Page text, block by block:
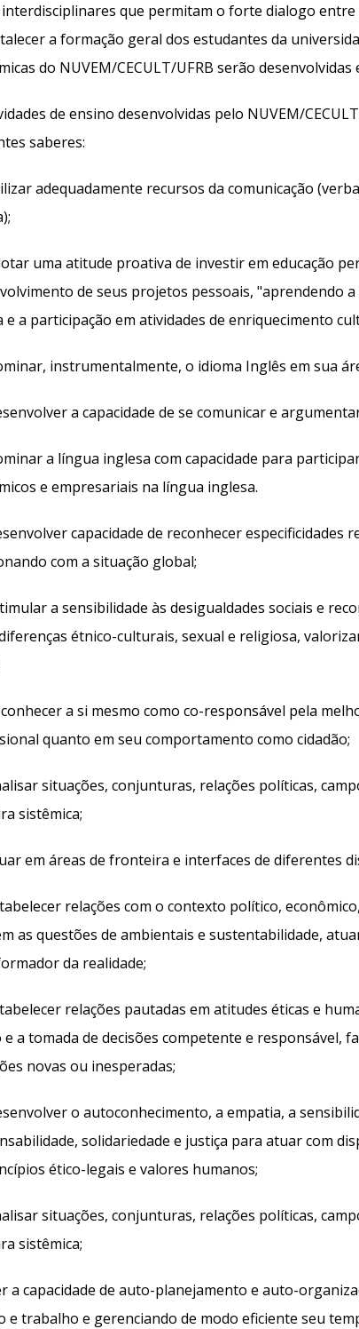
interdisciplinares que permitam o forte dialogo
a formação geral dos estudantes da
do NUVEM/CECULT/UFRB serão
de ensino desenvolvidas pelo NUVEM/
saberes:
adequadamente recursos da comunicação
uma atitude proativa de investir em educação
de seus projetos pessoais, "aprendendo
e a participação em atividades de enriquecimento
instrumentalmente, o idioma Inglês em sua
a capacidade de se comunicar e
a língua inglesa com capacidade para
e empresariais na língua inglesa.
capacidade de reconhecer especificidades
com a situação global;
a sensibilidade às desigualdades sociais e
étnico-culturais, sexual e religiosa,
a si mesmo como co-responsável pela
quanto em seu comportamento como cidadão;
situações, conjunturas, relações políticas,
sistêmica;
em áreas de fronteira e interfaces de diferentes
relações com o contexto político,
as questões de ambientais e sustentabilidade,
da realidade;
relações pautadas em atitudes éticas e
a tomada de decisões competente e responsável,
novas ou inesperadas;
o autoconhecimento, a empatia, a
solidariedade e justiça para atuar com
ético-legais e valores humanos;
situações, conjunturas, relações políticas,
sistêmica;
capacidade de auto-planejamento e auto-
e trabalho e gerenciando de modo eficiente seu